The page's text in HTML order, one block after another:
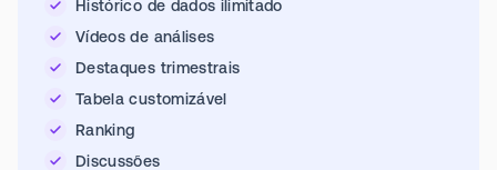
Histórico de dados ilimitado
Vídeos de análises
Destaques trimestrais
Tabela customizável
Ranking
Discussões